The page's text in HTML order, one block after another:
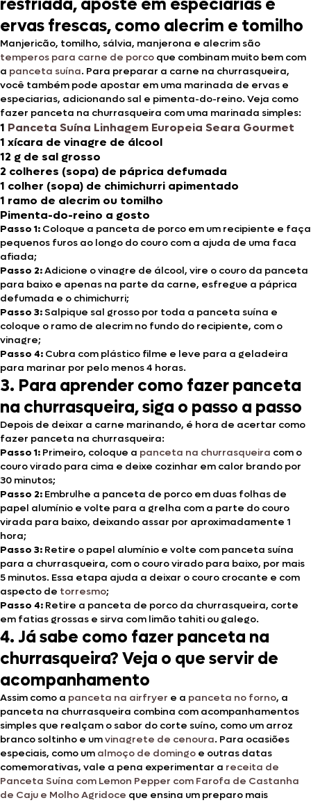
resfriada, aposte em especiarias e
ervas frescas, como alecrim e tomilho
Manjericão, tomilho, sálvia, manjerona e alecrim são
temperos para carne de porco que combinam muito bem com
a panceta suína. Para preparar a carne na churrasqueira,
você também pode apostar em uma marinada de ervas e
especiarias, adicionando sal e pimenta-do-reino. Veja como
fazer panceta na churrasqueira com uma marinada simples:
1 Panceta Suína Linhagem Europeia Seara Gourmet
1 xícara de vinagre de álcool
12 g de sal grosso
2 colheres (sopa) de páprica defumada
1 colher (sopa) de chimichurri apimentado
1 ramo de alecrim ou tomilho
Pimenta-do-reino a gosto
Passo 1: Coloque a panceta de porco em um recipiente e faça
pequenos furos ao longo do couro com a ajuda de uma faca
afiada;
Passo 2:Adicione o vinagre de álcool, vire o couro da panceta
para baixo e apenas na parte da carne, esfregue a páprica
defumada e o chimichurri;
Passo 3:Salpique sal grosso por toda a panceta suína e
coloque o ramo de alecrim no fundo do recipiente, com o
vinagre;
Passo 4: Cubra com plástico filme e leve para a geladeira
para marinar por pelo menos 4 horas.
3. Para aprender como fazer panceta
na churrasqueira, siga o passo a passo
Depois de deixar a carne marinando, é hora de acertar como
fazer panceta na churrasqueira:
Passo 1: Primeiro, coloque a panceta na churrasqueira com o
couro virado para cima e deixe cozinhar em calor brando por
30 minutos;
Passo 2: Embrulhe a panceta de porco em duas folhas de
papel alumínio e volte para a grelha com a parte do couro
virada para baixo, deixando assar por aproximadamente 1
hora;
Passo 3: Retire o papel alumínio e volte com panceta suína
para a churrasqueira, com o couro virado para baixo, por mais
5 minutos. Essa etapa ajuda a deixar o couro crocante e com
aspecto de torresmo;
Passo 4: Retire a panceta de porco da churrasqueira, corte
em fatias grossas e sirva com limão tahiti ou galego.
4. Já sabe como fazer panceta na
churrasqueira? Veja o que servir de
acompanhamento
Assim como a panceta na airfryer e a panceta no forno, a
panceta na churrasqueira combina com acompanhamentos
simples que realçam o sabor do corte suíno, como um arroz
branco soltinho e umvinagrete de cenoura. Para ocasiões
especiais, como um almoço de domingo e outras datas
comemorativas, vale a pena experimentar a receita de
Panceta Suína com Lemon Pepper com Farofa de Castanha
de Caju e Molho Agridoce que ensina um preparo mais